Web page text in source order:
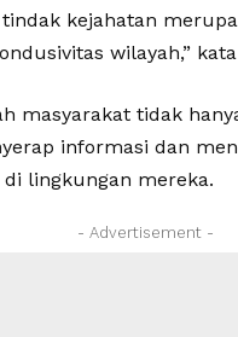
kejahatan
wilayah,”
masyarakat tidak
informasi dan
lingkungan mereka.
- Advertisement -